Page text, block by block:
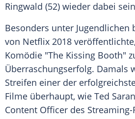
Ringwald (52) wieder dabei
Besonders unter Jugendlichen
von Netflix 2018
Komödie "The Kissing Booth"
Überraschungserfolg. Damals
Streifen einer der
Filme überhaupt, wie Ted
Content Officer des Streaming-